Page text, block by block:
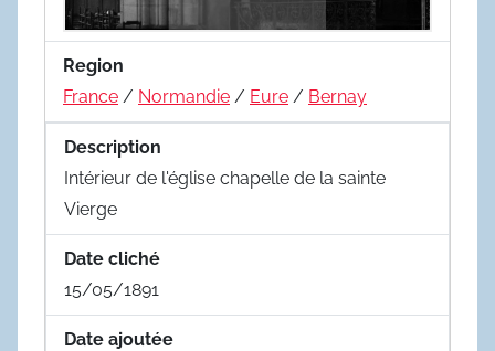
Region
France / Normandie / Eure / Bernay
Description
Intérieur de l'église chapelle de la sainte
Vierge
Date cliché
15/05/1891
Date ajoutée